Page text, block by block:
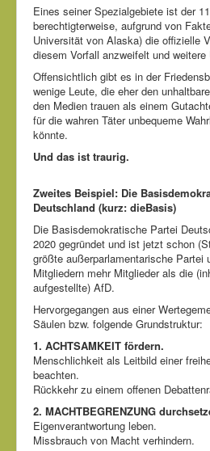
Eines seiner Spezialgebiete ist der
berechtigterweise, aufgrund von
Universität von Alaska) die offizielle
diesem Vorfall anzweifelt und
Offensichtlich gibt es in der
wenige Leute, die eher den
den Medien trauen als einem
für die wahren Täter unbequeme
könnte.
Und das ist traurig.
Zweites Beispiel: Die
Deutschland (kurz: dieBasis)
Die Basisdemokratische Partei
2020 gegründet und ist jetzt schon
größte außerparlamentarische Partei
Mitgliedern mehr Mitglieder als die
aufgestellte) AfD.
Hervorgegangen aus einer
Säulen bzw. folgende Grundstruktur:
1. ACHTSAMKEIT fördern.
Menschlichkeit als Leitbild einer
beachten.
Rückkehr zu einem offenen
2. MACHTBEGRENZUNG
Eigenverantwortung leben.
Missbrauch von Macht verhindern.